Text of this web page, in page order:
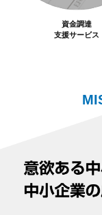
資金調達
支援サービス